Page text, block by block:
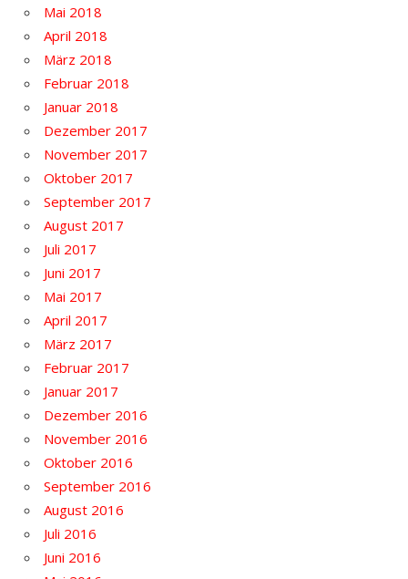
Mai 2018
April 2018
März 2018
Februar 2018
Januar 2018
Dezember 2017
November 2017
Oktober 2017
September 2017
August 2017
Juli 2017
Juni 2017
Mai 2017
April 2017
März 2017
Februar 2017
Januar 2017
Dezember 2016
November 2016
Oktober 2016
September 2016
August 2016
Juli 2016
Juni 2016